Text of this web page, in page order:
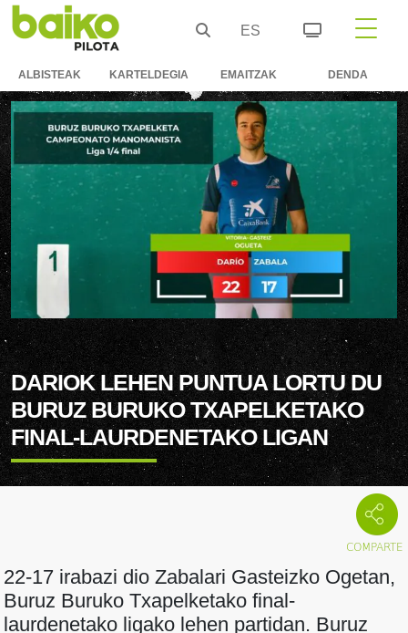
ES
ALBISTEAK KARTELDEGIA EMAITZAK DENDA
DARIOK LEHEN PUNTUA LORTU DU
BURUZ BURUKO TXAPELKETAKO
FINAL-LAURDENETAKO LIGAN
22-17 irabazi dio Zabalari Gasteizko Ogetan,
Buruz Buruko Txapelketako final-
laurdenetako ligako lehen partidan. Buruz